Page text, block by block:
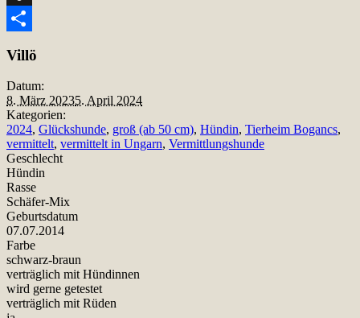
Snapchat
Villö
Datum:
8. März 20235. April 2024
Kategorien:
2024, Glückshunde, groß (ab 50 cm), Hündin, Tierheim Bogancs,
vermittelt, vermittelt in Ungarn, Vermittlungshunde
Geschlecht
Hündin
Rasse
Schäfer-Mix
Geburtsdatum
07.07.2014
Farbe
schwarz-braun
verträglich mit Hündinnen
wird gerne getestet
verträglich mit Rüden